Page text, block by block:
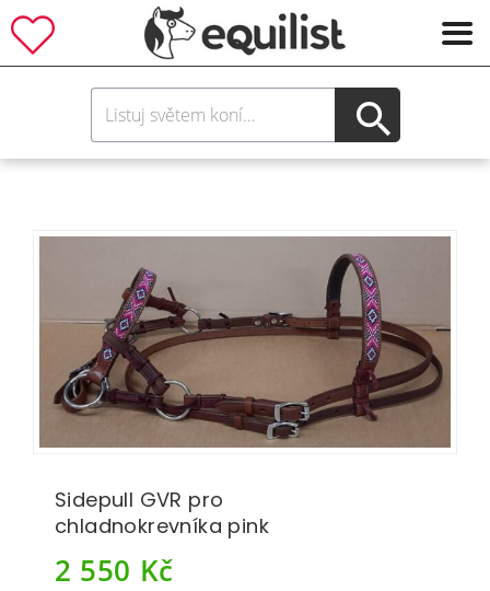
Sidepull GVR pro
chladnokrevníka pink
2 550 Kč